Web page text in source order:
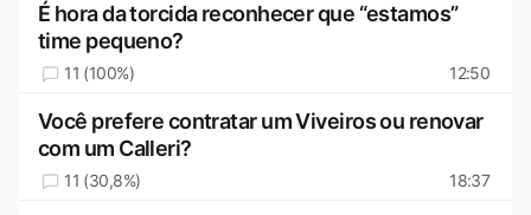
É hora da torcida reconhecer que “estamos”
time pequeno?
11 (100%) 12:50
Você prefere contratar um Viveiros ou renovar
com um Calleri?
11 (30,8%) 18:37